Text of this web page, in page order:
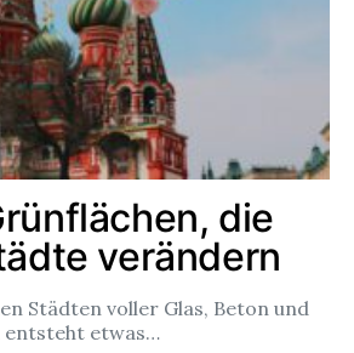
die
verändern
Städten voller Glas, Beton und
entsteht etwas…